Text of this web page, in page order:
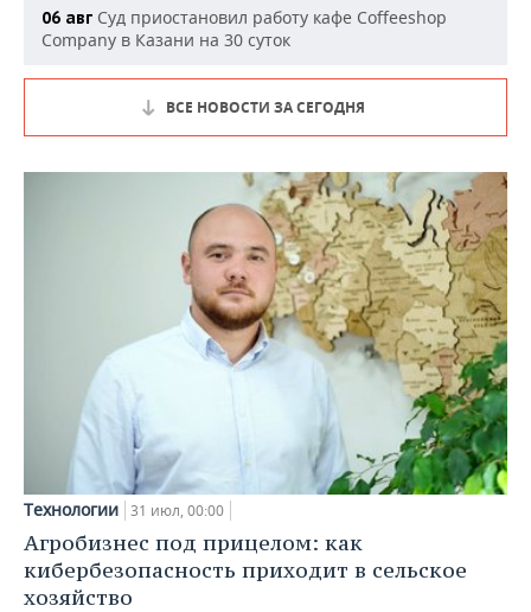
06 авг Суд приостановил работу кафе Coffeeshop
Company в Казани на 30 суток
ВСЕ НОВОСТИ ЗА СЕГОДНЯ
Технологии 31 июл, 00:00
Агробизнес под прицелом: как
кибербезопасность приходит в сельское
хозяйство